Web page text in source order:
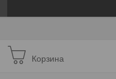
Корзина